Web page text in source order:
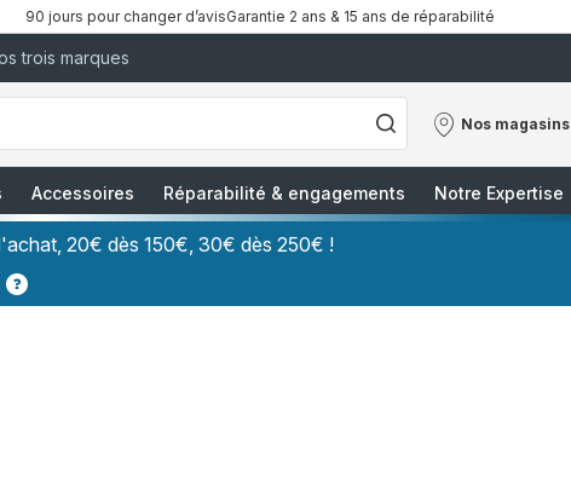
90 jours pour changer d’avisGarantie 2 ans & 15 ans de réparabilité
trois marques
Nos magasins
Nos
Accessoires Réparabilité & engagements Notre Expertise
20€ dès 150€, 30€ dès 250€ !